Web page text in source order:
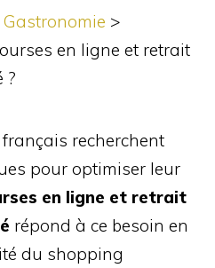
Gastronomie >
en ligne et retrait
?
recherchent
pour optimiser leur
en ligne et retrait
répond à ce besoin en
du shopping